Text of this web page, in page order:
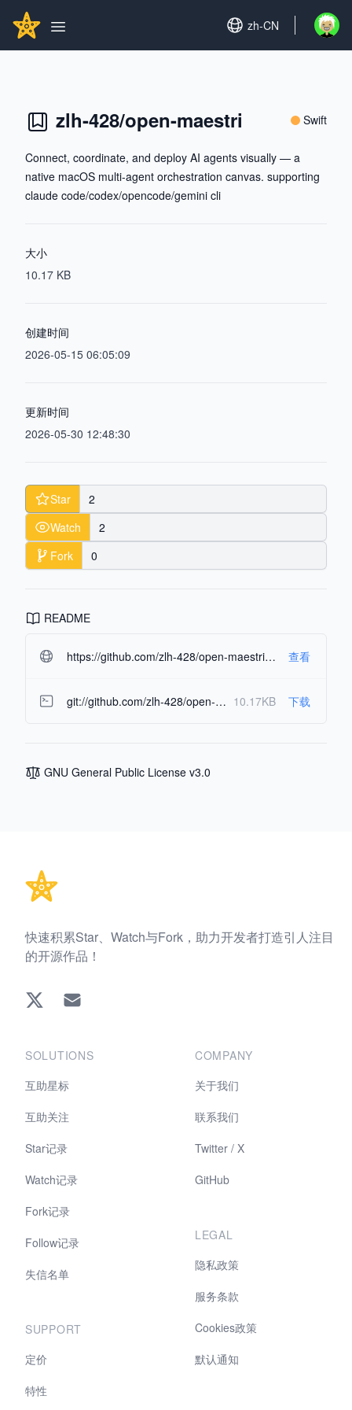
GITHUBSTAR
Open main menu
Set language
zh-CN Open
zlh-428/open-maestri Swift
Connect, coordinate, and deploy AI agents visually — a
native macOS multi-agent orchestration canvas. supporting
claude code/codex/opencode/gemini cli
大小
10.17 KB
创建时间
2026-05-15 06:05:09
更新时间
2026-05-30 12:48:30
Star
2
Watch
2
Fork
0
README
https://github.com/zlh-428/open-maestri.git#readme-ov-file 查看
git://github.com/zlh-428/open-maestri.git 10.17KB 下载
GNU General Public License v3.0
快速积累Star、Watch与Fork，助力开发者打造引人注目
的开源作品！
Twitter EMAIL
SOLUTIONS
互助星标
互助关注
Star记录
Watch记录
Fork记录
Follow记录
失信名单
SUPPORT
定价
特性
COMPANY
关于我们
联系我们
Twitter / X
GitHub
LEGAL
隐私政策
服务条款
Cookies政策
默认通知